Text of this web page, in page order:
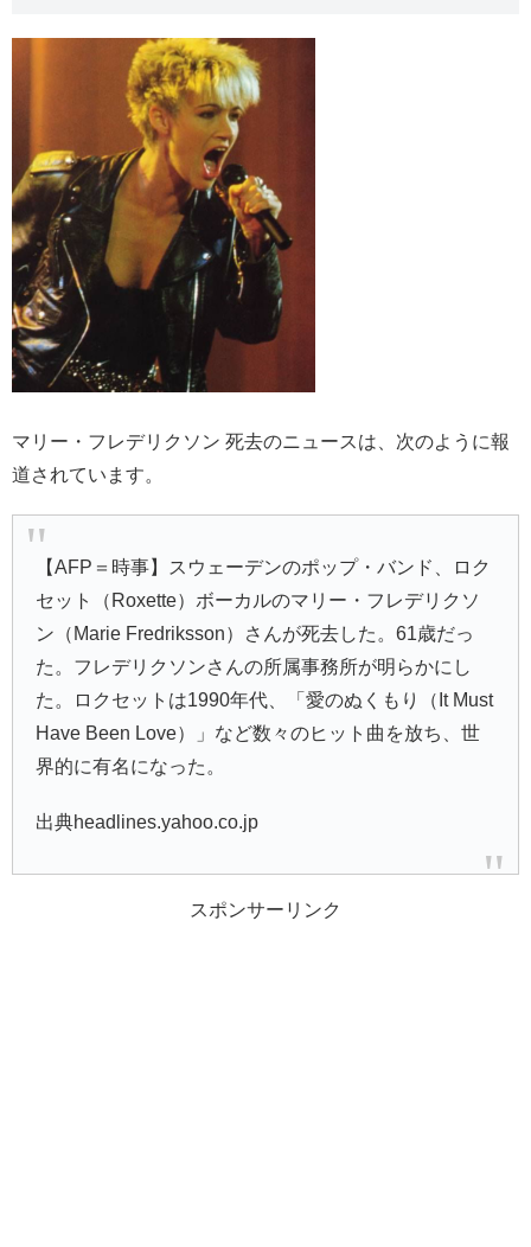
マリー・フレデリクソン 死去のニュースは、次のように報
道されています。
【AFP＝時事】スウェーデンのポップ・バンド、ロク
セット（Roxette）ボーカルのマリー・フレデリクソ
ン（Marie Fredriksson）さんが死去した。61歳だっ
た。フレデリクソンさんの所属事務所が明らかにし
た。ロクセットは1990年代、「愛のぬくもり（It Must
Have Been Love）」など数々のヒット曲を放ち、世
界的に有名になった。
出典headlines.yahoo.co.jp
スポンサーリンク